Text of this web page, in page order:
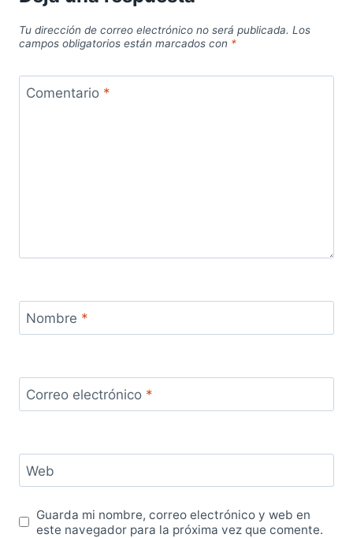
Tu dirección de correo electrónico no será publicada. Los
campos obligatorios están marcados con *
Comentario *
Nombre *
Correo electrónico *
Web
Guarda mi nombre, correo electrónico y web en
este navegador para la próxima vez que comente.